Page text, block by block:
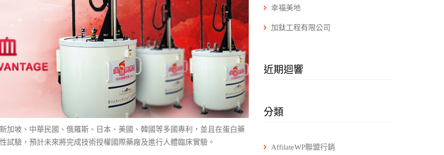
加坡、中華民國、俄羅斯、日本、美國、韓國等多國專利，並且在蛋白藥
試驗，預計未來將完成技術授權國際藥廠及進行人體臨床實驗。
幸福美地
加鈦工程有限公司
近期迴響
分類
AffilateWP聯盟行銷